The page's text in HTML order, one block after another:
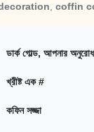
coffin
ডার্ক গোল্ড, আপনার অনুরোধ
খ্রীষ্ট এক #
কফিন সজ্জা